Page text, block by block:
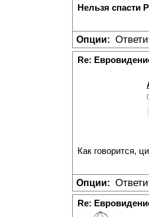
Нельзя спасти
Опции:
Re:
Как говорится,
Опции:
Re: